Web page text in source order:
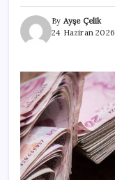
By Ayşe Çelik
24 Haziran 2026